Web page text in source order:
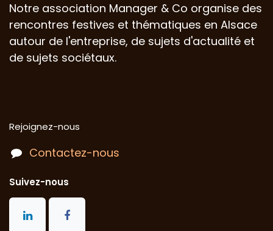
Notre association Manager & Co organise des
rencontres festives et thématiques en Alsace
autour de l'entreprise, de sujets d'actualité et
de sujets sociétaux.
Rejoignez-nous
Contactez-nous
Suivez-nous